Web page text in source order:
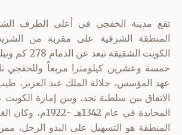
تقع مدينة الخفجي في أعلى الطرف
المنطقة الشرقية على مقربة من
الكويت
خمسة وعشرين كيلومترا مربعاً وللخفجي
عهد المؤسس، جلالة الملك عبد العزيز،
الاتفاق بين سلطنة نجد، وبين إمارة
المحايدة في عام
المنطقة هو التسهيل على البدو الرحل،